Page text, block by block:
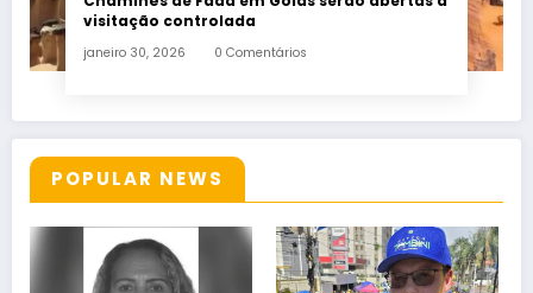
visitação controlada
janeiro 30, 2026 0 Comentários
POPULAR NEWS